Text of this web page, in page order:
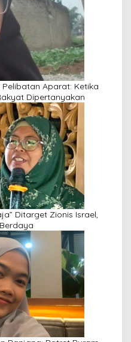
Aparat: Ketika
Dipertanyakan
Ditarget Zionis Israel,